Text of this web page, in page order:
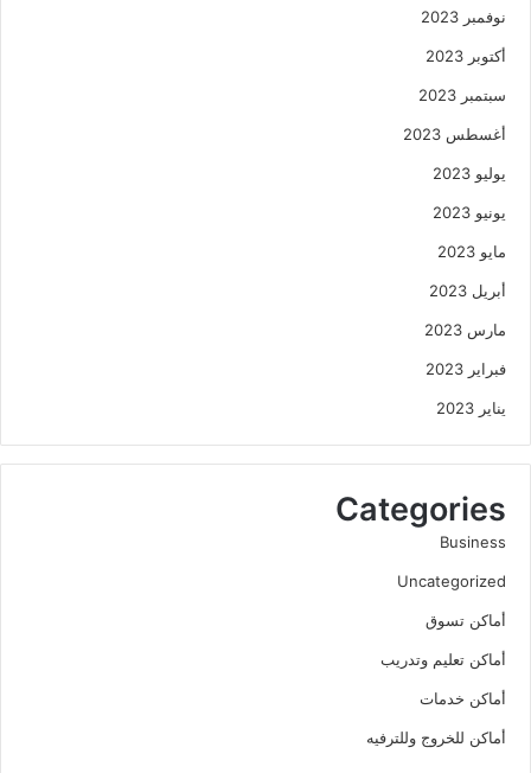
نوفمبر 2023
أكتوبر 2023
سبتمبر 2023
أغسطس 2023
يوليو 2023
يونيو 2023
مايو 2023
أبريل 2023
مارس 2023
فبراير 2023
يناير 2023
Categories
Business
Uncategorized
أماكن تسوق
أماكن تعليم وتدريب
أماكن خدمات
أماكن للخروج وللترفيه